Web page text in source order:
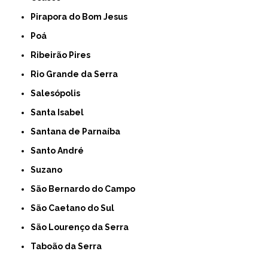
Pirapora do Bom Jesus
Poá
Ribeirão Pires
Rio Grande da Serra
Salesópolis
Santa Isabel
Santana de Parnaíba
Santo André
Suzano
São Bernardo do Campo
São Caetano do Sul
São Lourenço da Serra
Taboão da Serra